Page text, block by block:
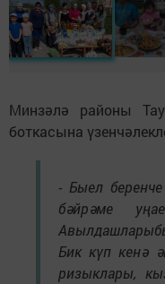
Минзәлә районы
боткасына
- Быел
бәйрәме
Бик күп кенә
ризыклары,